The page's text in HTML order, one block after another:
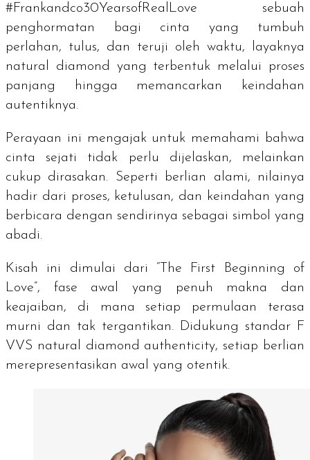
#Frankandco30YearsofRealLove sebuah
penghormatan bagi cinta yang tumbuh
perlahan, tulus, dan teruji oleh waktu, layaknya
natural diamond yang terbentuk melalui proses
panjang hingga memancarkan keindahan
autentiknya.
Perayaan ini mengajak untuk memahami bahwa
cinta sejati tidak perlu dijelaskan, melainkan
cukup dirasakan. Seperti berlian alami, nilainya
hadir dari proses, ketulusan, dan keindahan yang
berbicara dengan sendirinya sebagai simbol yang
abadi.
Kisah ini dimulai dari “The First Beginning of
Love”, fase awal yang penuh makna dan
keajaiban, di mana setiap permulaan terasa
murni dan tak tergantikan. Didukung standar F
VVS natural diamond authenticity, setiap berlian
merepresentasikan awal yang otentik.